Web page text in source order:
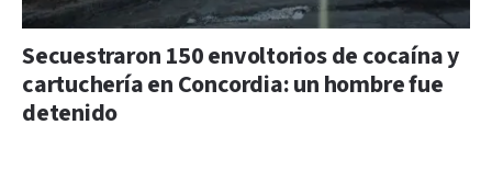
Secuestraron 150 envoltorios de cocaína y
cartuchería en Concordia: un hombre fue
detenido